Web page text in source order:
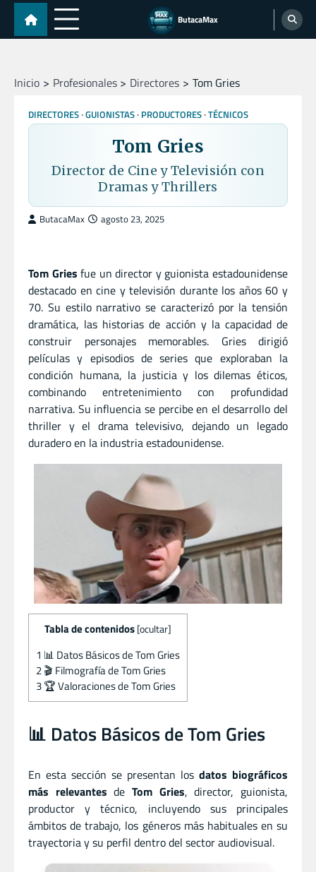
Skip
content
ButacaMax
Inicio Profesionales Directores Tom Gries
DIRECTORES GUIONISTAS PRODUCTORES TÉCNICOS
Tom Gries
Director de Cine y Televisión con
Dramas y Thrillers
ButacaMax agosto 23, 2025
Tom Gries fue un director y guionista estadounidense
destacado en cine y televisión durante los años 60 y
70. Su estilo narrativo se caracterizó por la tensión
dramática, las historias de acción y la capacidad de
construir personajes memorables. Gries dirigió
películas y episodios de series que exploraban la
condición humana, la justicia y los dilemas éticos,
combinando entretenimiento con profundidad
narrativa. Su influencia se percibe en el desarrollo del
thriller y el drama televisivo, dejando un legado
duradero en la industria estadounidense.
Tabla de contenidos [ocultar]
1 📊 Datos Básicos de Tom Gries
2🎬 Filmografía de Tom Gries
3🏆 Valoraciones de Tom Gries
📊 Datos Básicos de Tom Gries
En esta sección se presentan los datos biográficos
más relevantes deTom Gries, director, guionista,
productor ytécnico, incluyendo sus principales
ámbitos de trabajo, los géneros más habituales en su
trayectoria y su perfil dentro del sector audiovisual.